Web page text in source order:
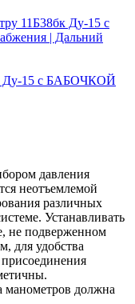
Ду-15 с БАБОЧКОЙ
давления
неотъемлемой
различных
Устанавливать
не подверженном
для удобства
должна